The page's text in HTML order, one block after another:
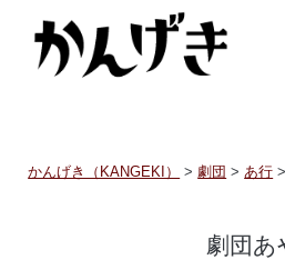
かんげき（KANGEKI） >劇団 >あ行
劇団あ